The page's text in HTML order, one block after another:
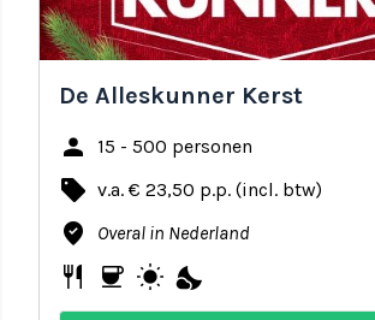
De Alleskunner Kerst
person 15 - 500 personen
local_offer v.a. € 23,50 p.p. (incl. btw)
where_to_vote Overal in Nederland
restaurant coffee wb_sunny nights_stay